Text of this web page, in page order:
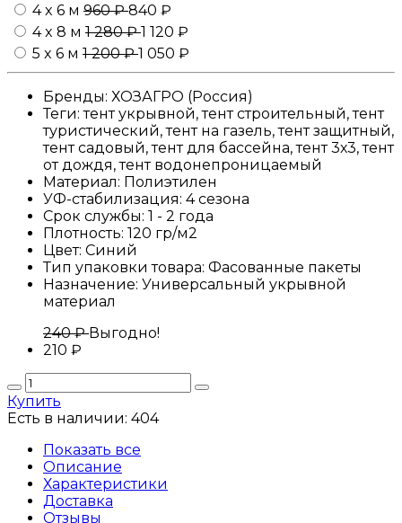
4 x 6 м 960 ₽840 ₽
4 x 8 м 1 280 ₽1 120 ₽
5 x 6 м 1 200 ₽1 050 ₽
Бренды: ХОЗАГРО (Россия)
Теги:тент укрывной, тент строительный, тент
туристический, тент на газель, тент защитный,
тент садовый, тент для бассейна, тент 3х3, тент
от дождя, тент водонепроницаемый
Материал: Полиэтилен
УФ-стабилизация: 4 сезона
Срок службы: 1 - 2 года
Плотность: 120 гр/м2
Цвет: Синий
Тип упаковки товара: Фасованные пакеты
Назначение: Универсальный укрывной
материал
240 ₽Выгодно!
210 ₽
Купить
Есть в наличии: 404
Показать все
Описание
Характеристики
Доставка
Отзывы